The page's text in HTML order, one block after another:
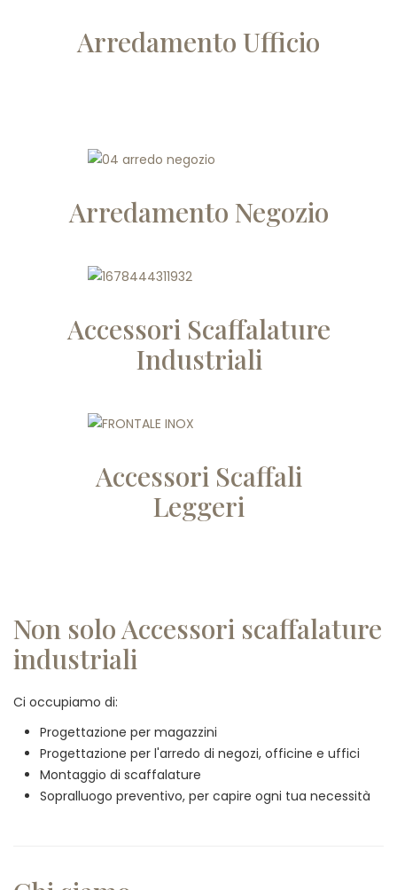
Arredamento Ufficio
Arredamento Negozio
Accessori Scaffalature
Industriali
Accessori Scaffali
Leggeri
Non solo Accessori scaffalature
industriali
Ci occupiamo di:
Progettazione per magazzini
Progettazione per l'arredo di negozi, officine e uffici
Montaggio di scaffalature
Sopralluogo preventivo, per capire ogni tua necessità